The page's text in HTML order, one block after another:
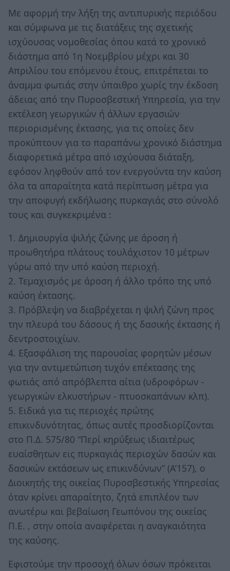
Με αφορμή την λήξη της αντιπυρικής περιόδου
και σύμφωνα με τις διατάξεις της σχετικής
ισχύουσας νομοθεσίας όπου κατά το χρονικό
διάστημα από 1η Νοεμβρίου μέχρι και 30
Απριλίου του επόμενου έτους, επιτρέπεται το
άναμμα φωτιάς στην ύπαιθρο χωρίς την έκδοση
άδειας από την Πυροσβεστική Υπηρεσία, για την
εκτέλεση γεωργικών ή άλλων εργασιών
περιορισμένης έκτασης, για τις οποίες δεν
προκύπτουν για το παραπάνω χρονικό διάστημα
διαφορετικά μέτρα από ισχύουσα διάταξη,
εφόσον ληφθούν από τον ενεργούντα την καύση
όλα τα απαραίτητα κατά περίπτωση μέτρα για
την αποφυγή εκδήλωσης πυρκαγιάς στο σύνολό
τους και συγκεκριμένα :
1. Δημιουργία ψιλής ζώνης με άροση ή
προωθητήρα πλάτους τουλάχιστον 10 μέτρων
γύρω από την υπό καύση περιοχή.
2. Τεμαχισμός με άροση ή άλλο τρόπο της υπό
καύση έκτασης.
3. Πρόβλεψη να διαβρέχεται η ψιλή ζώνη προς
την πλευρά του δάσους ή της δασικής έκτασης ή
δεντροστοιχίων.
4. Εξασφάλιση της παρουσίας φορητών μέσων
για την αντιμετώπιση τυχόν επέκτασης της
φωτιάς από απρόβλεπτα αίτια (υδροφόρων -
γεωργικών ελκυστήρων - πτυοσκαπάνων κλπ).
5. Ειδικά για τις περιοχές πρώτης
επικινδυνότητας, όπως αυτές προσδιορίζονται
στο Π.Δ. 575/80 “Περί κηρύξεως ιδιαιτέρως
ευαίσθητων εις πυρκαγιάς περιοχών δασών και
δασικών εκτάσεων ως επικινδύνων” (Α’157), ο
Διοικητής της οικείας Πυροσβεστικής Υπηρεσίας
όταν κρίνει απαραίτητο, ζητά επιπλέον των
ανωτέρω και βεβαίωση Γεωπόνου της οικείας
Π.Ε. , στην οποία αναφέρεται η αναγκαιότητα
της καύσης.
Εφιστούμε την προσοχή όλων όσων πρόκειται